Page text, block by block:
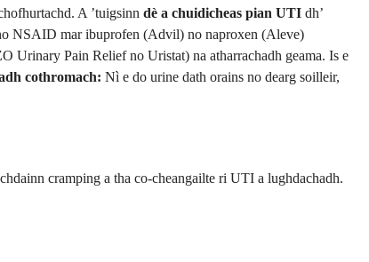
A ’tuigsinn dè a chuidicheas pian UTI dh’
NSAID mar ibuprofen (Advil) no naproxen (Aleve)
Urinary Pain Relief no Uristat) na atharrachadh geama. Is e
cothromach: Nì e do urine dath orains no dearg soilleir,
cramping a tha co-cheangailte ri UTI a lughdachadh.